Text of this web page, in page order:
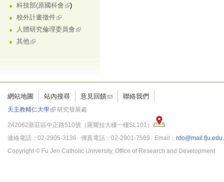
科技部(原國科會
)
校外計畫徵件
人體研究倫理委員會
其他
網站地圖 站內搜尋 意見回饋 聯絡我們
天主教輔仁大學 研究發展處
242062新莊區中正路510號（羅耀拉大樓一樓SL101）
連絡電話：02-2905-3136 傳真電話：02-2901-7569 Email：
Copyright © Fu Jen Catholic University, Office of Research and Development